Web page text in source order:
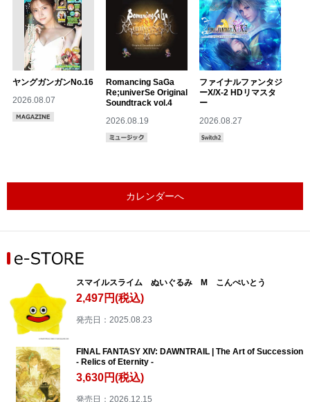
ヤングガンガンNo.16
2026.08.07
Romancing SaGa
Re;univerSe Original
Soundtrack vol.4
2026.08.19
ファイナルファンタジ
ーX/X-2 HDリマスタ
ー
2026.08.27
カレンダーへ
スマイルスライム ぬいぐるみ M こんぺいとう
2,497円(税込)
発売日：2025.08.23
FINAL FANTASY XIV: DAWNTRAIL | The Art of Succession
- Relics of Eternity -
3,630円(税込)
発売日：2026.12.15